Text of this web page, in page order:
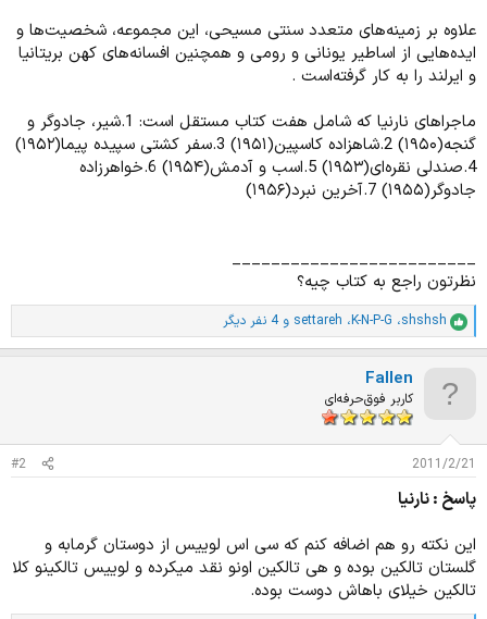
علاوه بر زمینه‌های متعدد سنتی مسیحی، این مجموعه، شخصیت‌ها و
ایده‌هایی از اساطیر یونانی و رومی و همچنین افسانه‌های کهن بریتانیا
و ایرلند را به کار گرفته‌است .
ماجراهای نارنیا که شامل هفت کتاب مستقل است: 1.شیر، جادوگر و
گنجه(۱۹۵۰) 2.شاهزاده کاسپین(۱۹۵۱) 3.سفر کشتی سپیده پیما(۱۹۵۲)
4.صندلی نقره‌ای(۱۹۵۳) 5.اسب و آدمش(۱۹۵۴) 6.خواهرزاده
جادوگر(۱۹۵۵) 7.آخرین نبرد(۱۹۵۶)
_________________________
نظرتون راجع به کتاب چیه؟
ا
م
ت
:
shshsh، K-N-P-G، settareh و 4 نفر دیگر
Fallen
کاربر فوق‌حرفه‌ای
2011/2/21
#2
پاسخ : نارنیا
این نکته رو هم اضافه کنم که سی اس لوییس از دوستان گرمابه و
گلستان تالکین بوده و هی تالکین اونو نقد میکرده و لوییس تالکینو کلا
تالکین خیلای باهاش دوست بوده.